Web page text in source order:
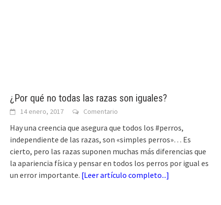
¿Por qué no todas las razas son iguales?
14 enero, 2017 Comentario
Hay una creencia que asegura que todos los #perros,
independiente de las razas, son «simples perros»… Es
cierto, pero las razas suponen muchas más diferencias que
la apariencia física y pensar en todos los perros por igual es
un error importante. [Leer artículo completo...]